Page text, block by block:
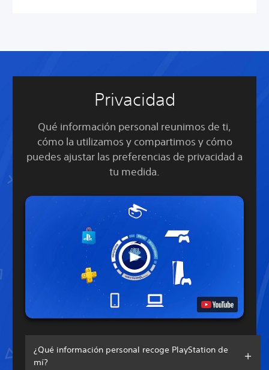
Privacidad
Qué información personal reunimos de ti,
cómo la utilizamos y compartimos y cómo
puedes ajustar las preferencias de privacidad a
tu medida.
¿Qué información personal recoge PlayStation de
mí?